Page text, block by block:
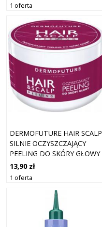
1 oferta
DERMOFUTURE HAIR SCALP
SILNIE OCZYSZCZAJĄCY
PEELING DO SKÓRY GŁOWY
300ML
13,90 zł
1 oferta